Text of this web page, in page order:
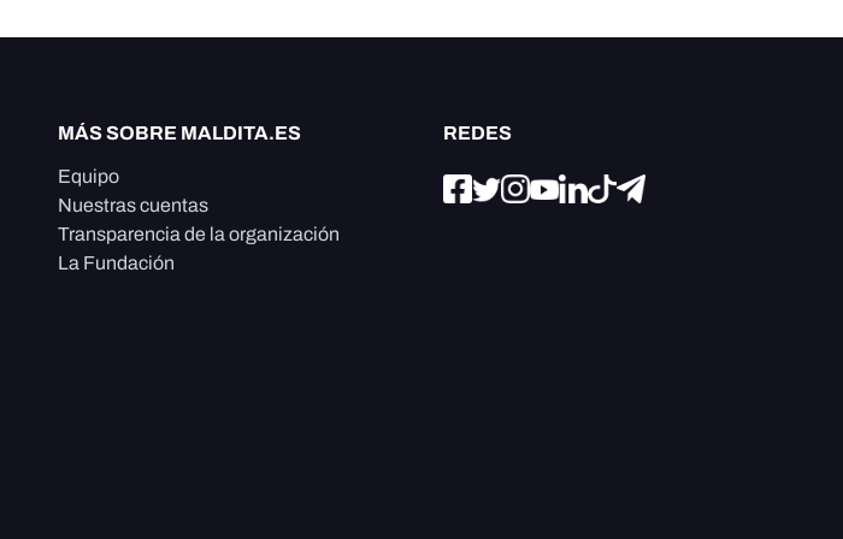
MÁS SOBRE MALDITA.ES
Equipo
Nuestras cuentas
Transparencia de la organización
La Fundación
REDES